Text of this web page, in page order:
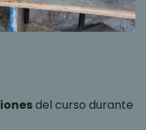
del curso durante